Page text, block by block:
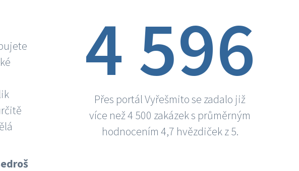
4 596
Přes portál Vyřešmito se zadalo již
více než 4 500 zakázek s průměrným
hodnocením 4,7 hvězdiček z 5.